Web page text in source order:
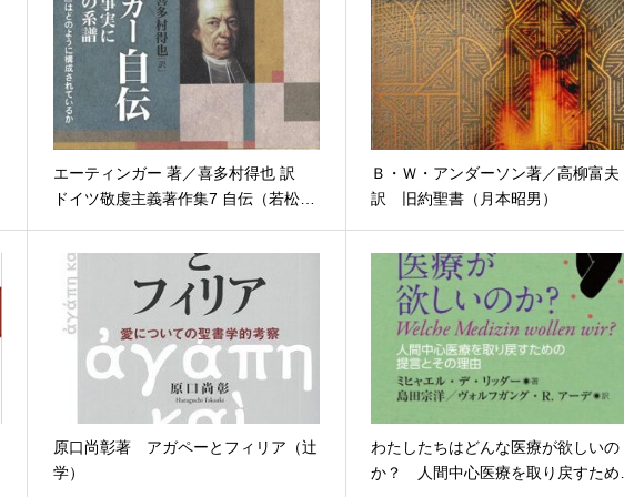
エーティンガー 著／喜多村得也 訳
ドイツ敬虔主義著作集7 自伝（若松…
Ｂ・Ｗ・アンダーソン著／高柳富夫
訳 旧約聖書（月本昭男）
原口尚彰著 アガペーとフィリア（辻
学）
わたしたちはどんな医療が欲しいの
か？ 人間中心医療を取り戻すた